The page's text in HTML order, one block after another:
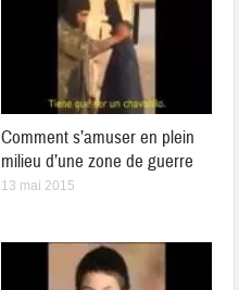
Comment s’amuser en plein
milieu d’une zone de guerre
13 mai 2015